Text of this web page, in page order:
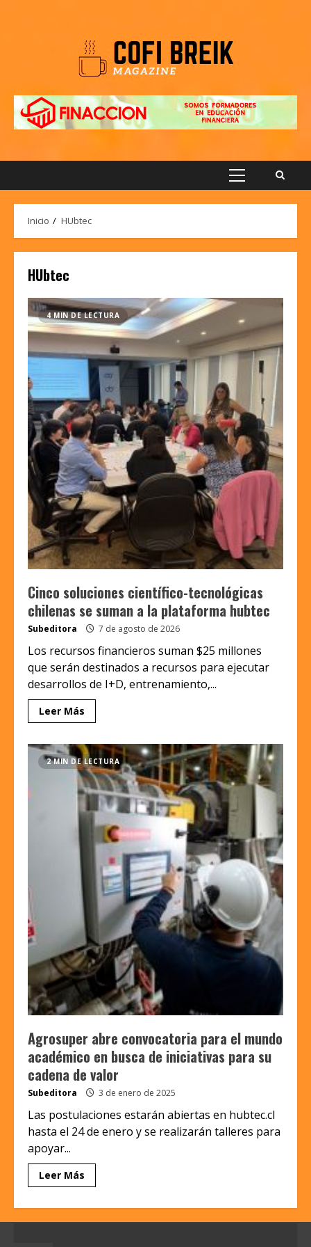
Menú
Inicio HUbtec
HUbtec
4 MIN DE LECTURA
Cinco soluciones científico-tecnológicas
chilenas se suman a la plataforma hubtec
Subeditora 7 de agosto de 2026
Los recursos financieros suman $25 millones
que serán destinados a recursos para ejecutar
desarrollos de I+D, entrenamiento,...
Leer Más
2 MIN DE LECTURA
Agrosuper abre convocatoria para el mundo
académico en busca de iniciativas para su
cadena de valor
Subeditora 3 de enero de 2025
Las postulaciones estarán abiertas en hubtec.cl
hasta el 24 de enero y se realizarán talleres para
apoyar...
Leer Más